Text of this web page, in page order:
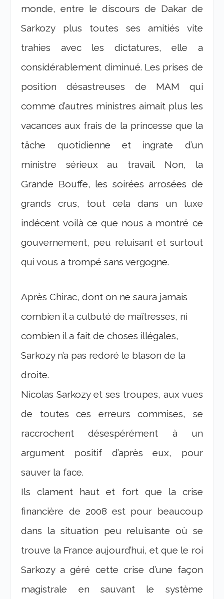
monde, entre le discours de Dakar de
Sarkozy plus toutes ses amitiés vite
trahies avec les dictatures, elle a
considérablement diminué. Les prises de
position désastreuses de MAM qui
comme d’autres ministres aimait plus les
vacances aux frais de la princesse que la
tâche quotidienne et ingrate d’un
ministre sérieux au travail. Non, la
Grande Bouffe, les soirées arrosées de
grands crus, tout cela dans un luxe
indécent voilà ce que nous a montré ce
gouvernement, peu reluisant et surtout
qui vous a trompé sans vergogne.
Après Chirac, dont on ne saura jamais
combien il a culbuté de maîtresses, ni
combien il a fait de choses illégales,
Sarkozy n’a pas redoré le blason de la
droite.
Nicolas Sarkozy et ses troupes, aux vues
de toutes ces erreurs commises, se
raccrochent désespérément à un
argument positif d’après eux, pour
sauver la face.
Ils clament haut et fort que la crise
financière de 2008 est pour beaucoup
dans la situation peu reluisante où se
trouve la France aujourd’hui, et que le roi
Sarkozy a géré cette crise d’une façon
magistrale en sauvant le système